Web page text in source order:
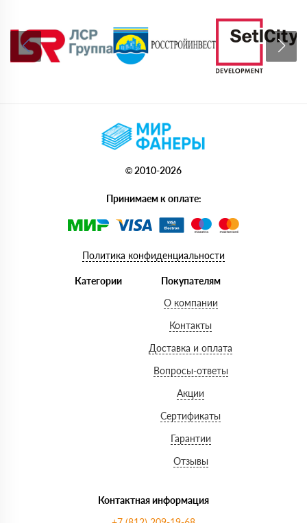
© 2010-2026
Принимаем к оплате:
Политика конфиденциальности
Категории
Покупателям
О компании
Контакты
Доставка и оплата
Вопросы-ответы
Акции
Сертификаты
Гарантии
Отзывы
Контактная информация